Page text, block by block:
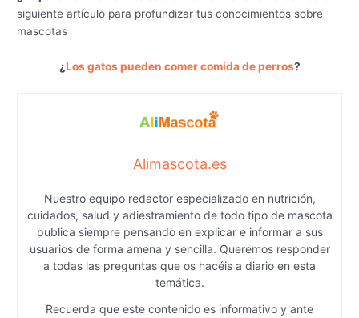
siguiente artículo para profundizar tus conocimientos sobre
mascotas
¿Los gatos pueden comer comida de perros?
Alimascota.es
Nuestro equipo redactor especializado en nutrición,
cuidados, salud y adiestramiento de todo tipo de mascota
publica siempre pensando en explicar e informar a sus
usuarios de forma amena y sencilla. Queremos responder
a todas las preguntas que os hacéis a diario en esta
temática.
Recuerda que este contenido es informativo y ante